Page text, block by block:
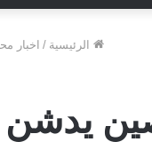
الرئيسية / اخبار
يدشن